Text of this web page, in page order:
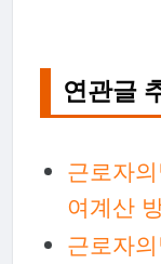
연관글
근로자
여계산
근로자